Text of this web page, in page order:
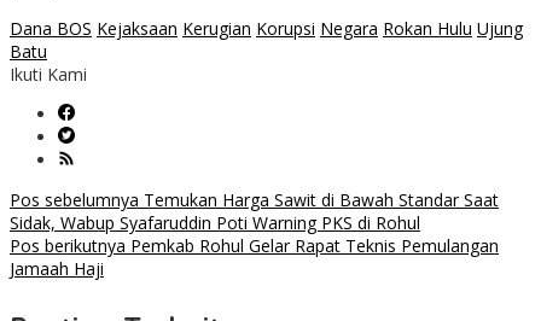
Dana BOS Kejaksaan Kerugian Korupsi Negara Rokan Hulu Ujung
Batu
Ikuti Kami
Navigasi
pos
Pos sebelumnya Temukan Harga Sawit di Bawah Standar Saat
Sidak, Wabup Syafaruddin Poti Warning PKS di Rohul
Pos berikutnya Pemkab Rohul Gelar Rapat Teknis Pemulangan
Jamaah Haji